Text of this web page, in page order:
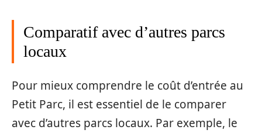
Comparatif avec d’autres parcs
locaux
Pour mieux comprendre le coût d’entrée au
Petit Parc, il est essentiel de le comparer
avec d’autres parcs locaux. Par exemple, le